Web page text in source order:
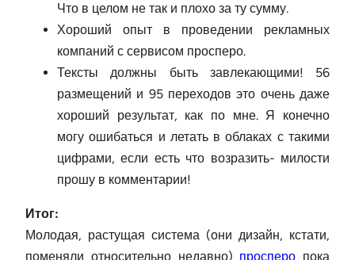
Что в целом не так и плохо за ту сумму.
Хороший опыт в проведении рекламных
компаний с сервисом просперо.
Тексты должны быть завлекающими! 56
размещений и 95 переходов это очень даже
хороший результат, как по мне. Я конечно
могу ошибаться и летать в облаках с такими
цифрами, если есть что возразить- милости
прошу в комментарии!
Итог:
Молодая, растущая система (они дизайн, кстати,
поменяли относительно недавно) просперо пока